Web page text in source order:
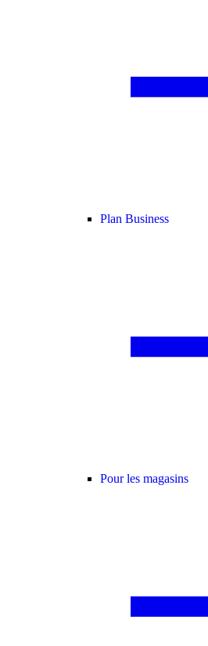
Plan Business
Pour les magasins